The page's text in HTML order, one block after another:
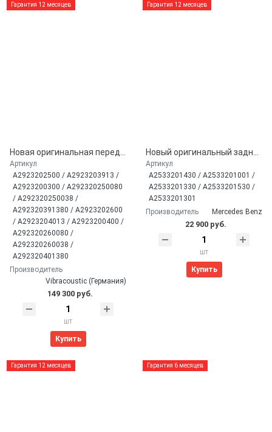
Гарантия 12 месяцев
Новая оригинальная передняя пневмостойка для Mercedes-Benz GLE-Coupe 4Matic C292 2015-19 (A2923202500, A2923202600)
Артикул
A2923202500 / A2923203913 /
A2923200300 / A292320250080
/ A292320250038 /
A292320391380 / A2923202600
/ A2923204013 / A2923200400 /
A292320260080 /
A292320260038 /
A292320401380
Производитель
Vibracoustic (Германия)
149 300 руб.
шт
Купить
Гарантия 12 месяцев
Новый оригинальный задний амортизатор без датчика ADS+ для Mercedes GLC X253 Kombi/ GLC C253 Coupe (A2533201430)
Артикул
A2533201430 / A2533201001 /
A2533201330 / A2533201530 /
A2533201301
Производитель
Mercedes Benz
22 900 руб.
шт
Купить
Гарантия 12 месяцев Гарантия 6 месяцев